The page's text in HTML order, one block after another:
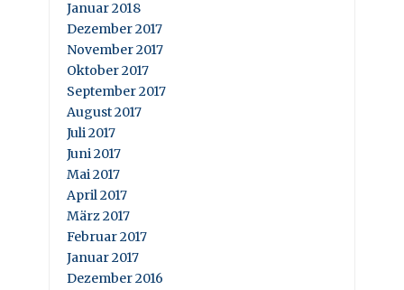
Januar 2018
Dezember 2017
November 2017
Oktober 2017
September 2017
August 2017
Juli 2017
Juni 2017
Mai 2017
April 2017
März 2017
Februar 2017
Januar 2017
Dezember 2016